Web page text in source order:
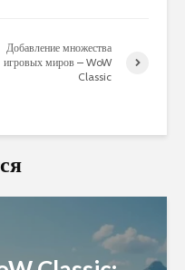
Добавление множества
игровых миров – WoW
Classic